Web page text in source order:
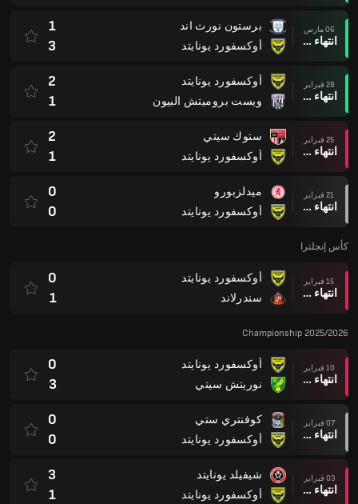
06 مارس
انتهاء وقت المباراة
برستون نورث اند
أوكسفورد يونايتد
1
3
28 فبراير
انتهاء وقت المباراة
أوكسفورد يونايتد
ويست بروميتش البيون
2
1
25 فبراير
انتهاء وقت المباراة
ستوك سيتي
أوكسفورد يونايتد
2
1
21 فبراير
انتهاء وقت المباراة
ميدلزبورو
أوكسفورد يونايتد
0
0
كأس إنجلترا
15 فبراير
انتهاء وقت المباراة
أوكسفورد يونايتد
سندرلاند
0
1
Championship 2025/2026
10 فبراير
انتهاء وقت المباراة
أوكسفورد يونايتد
نوريتش سيتي
0
3
07 فبراير
انتهاء وقت المباراة
كوفنتري ستي
أوكسفورد يونايتد
0
0
03 فبراير
انتهاء وقت المباراة
شيفيلد يونايتد
أوكسفورد يونايتد
3
1